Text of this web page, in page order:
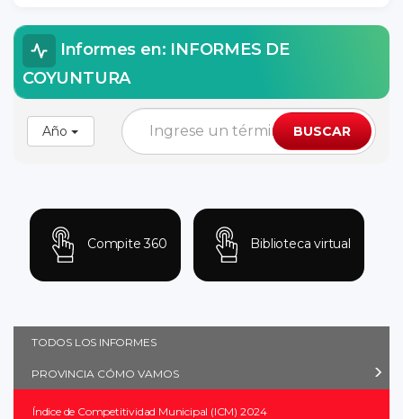
Informes en: INFORMES DE
COYUNTURA
Año BUSCAR
Compite 360 Biblioteca virtual
TODOS LOS INFORMES
PROVINCIA CÓMO VAMOS
Índice de Competitividad Municipal (ICM) 2024